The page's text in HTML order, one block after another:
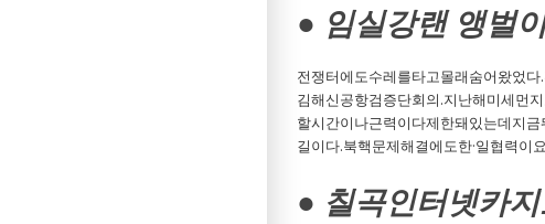
● 임실강랜 앵벌
전쟁터에도수레를타고몰래숨어왔었
김해신공항검증단회의.지난해미세먼
할시간이나근력이다제한돼있는데지
길이다.북핵문제해결에도한·일협력이
● 칠곡인터넷카